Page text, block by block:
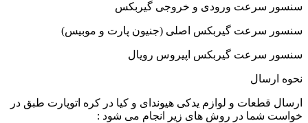
سنسور سرعت ورودی و خروجی گیربکس
سنسور سرعت گیربکس اصلی (جنیون پارت و موبیس)
سنسور سرعت گیربکس اپیروس رویال
نحوه ارسال
ارسال قطعات و لوازم یدکی هیوندای و کیا در کره اتوپارت طبق در
خواست شما در روش های زیر انجام می شود :